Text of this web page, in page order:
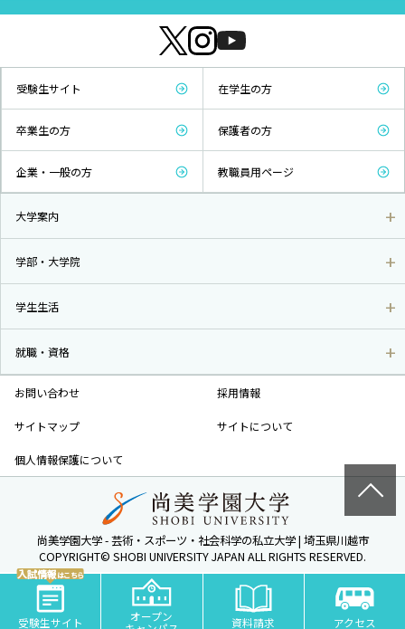
入試情報はこちら
受験生サイト オープン 資料請求 アクセス
受験生サイト 在学生の方
卒業生の方 保護者の方
企業・一般の方 教職員用ページ
大学案内
学部・大学院
学生生活
就職・資格
お問い合わせ 採用情報
サイトマップ サイトについて
個人情報保護について
尚美学園大学 - 芸術・スポーツ・社会科学の私立大学 | 埼玉県川越市
COPYRIGHT© SHOBI UNIVERSITY JAPAN ALL RIGHTS RESERVED.